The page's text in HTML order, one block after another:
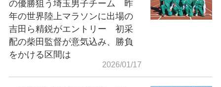
の優勝狙う埼玉男子チーム 昨
年の世界陸上マラソンに出場の
吉田ら精鋭がエントリー 初采
配の柴田監督が意気込み、勝負
をかける区間は
2026/01/17